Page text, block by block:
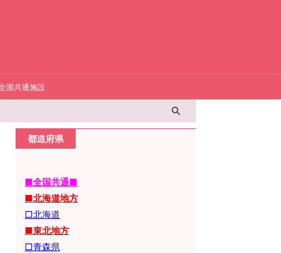
国共通施設
都道府県
■全国共通■
■北海道地方
□北海道
■東北地方
□青森県